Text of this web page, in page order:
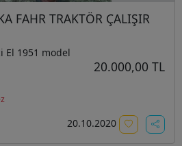
FAHR TRAKTÖR ÇALIŞIR
El 1951 model
20.000,00 TL
20.10.2020